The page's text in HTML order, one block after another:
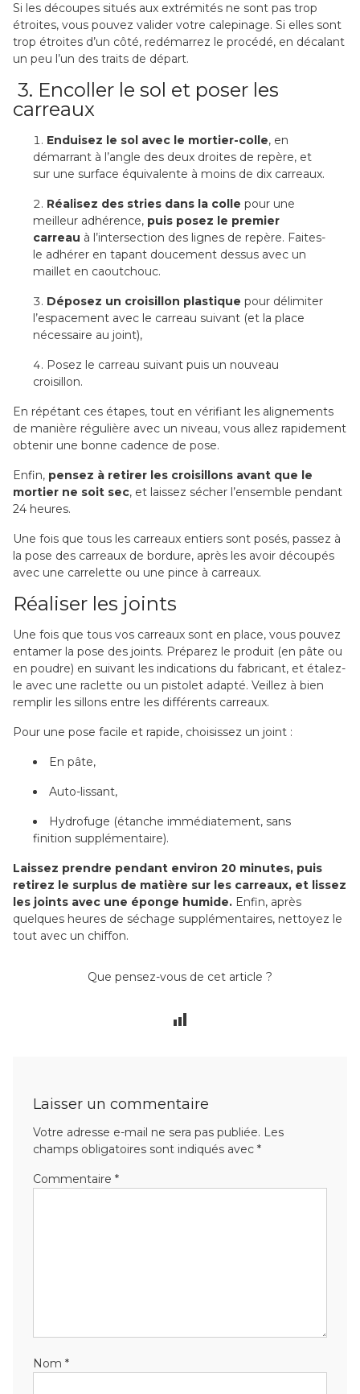
Si les découpes situés aux extrémités ne sont pas trop
étroites, vous pouvez valider votre calepinage. Si elles sont
trop étroites d’un côté, redémarrez le procédé, en décalant
un peu l’un des traits de départ.
3. Encoller le sol et poser les
carreaux
Enduisez le sol avec le mortier-colle, en
démarrant à l’angle des deux droites de repère, et
sur une surface équivalente à moins de dix carreaux.
Réalisez des stries dans la colle pour une
meilleur adhérence, puis posez le premier
carreau à l’intersection des lignes de repère. Faites-
le adhérer en tapant doucement dessus avec un
maillet en caoutchouc.
Déposez un croisillon plastique pour délimiter
l’espacement avec le carreau suivant (et la place
nécessaire au joint),
Posez le carreau suivant puis un nouveau
croisillon.
En répétant ces étapes, tout en vérifiant les alignements
de manière régulière avec un niveau, vous allez rapidement
obtenir une bonne cadence de pose.
Enfin, pensez à retirer les croisillons avant que le
mortier ne soit sec, et laissez sécher l’ensemble pendant
24 heures.
Une fois que tous les carreaux entiers sont posés, passez à
la pose des carreaux de bordure, après les avoir découpés
avec une carrelette ou une pince à carreaux.
Réaliser les joints
Une fois que tous vos carreaux sont en place, vous pouvez
entamer la pose des joints. Préparez le produit (en pâte ou
en poudre) en suivant les indications du fabricant, et étalez-
le avec une raclette ou un pistolet adapté. Veillez à bien
remplir les sillons entre les différents carreaux.
Pour une pose facile et rapide, choisissez un joint :
En pâte,
Auto-lissant,
Hydrofuge (étanche immédiatement, sans
finition supplémentaire).
Laissez prendre pendant environ 20 minutes, puis
retirez le surplus de matière sur les carreaux, et lissez
les joints avec une éponge humide. Enfin, après
quelques heures de séchage supplémentaires, nettoyez le
tout avec un chiffon.
Que pensez-vous de cet article ?
Laisser un commentaire
Votre adresse e-mail ne sera pas publiée. Les
champs obligatoires sont indiqués avec *
Commentaire *
Nom *